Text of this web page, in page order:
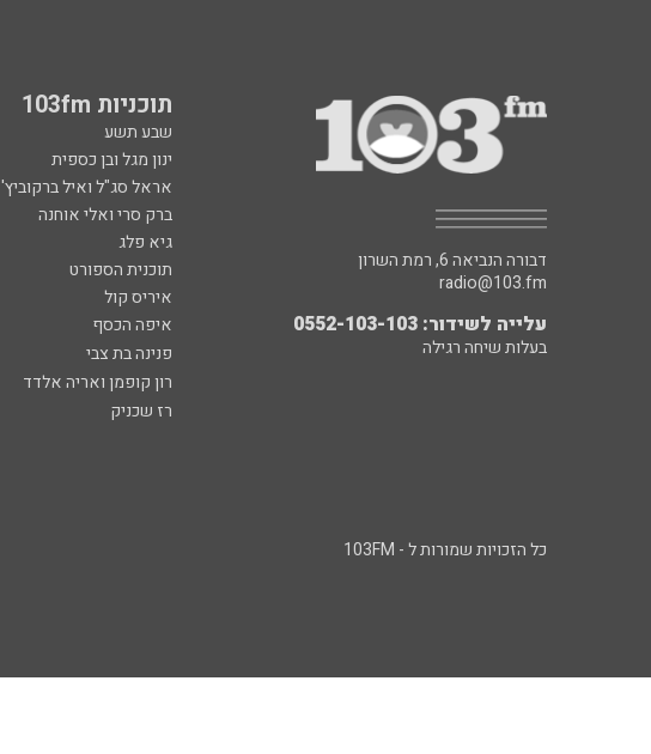
תוכניות 103fm
שבע תשע
ינון מגל ובן כספית
אראל סג"ל ואיל ברקוביץ'
ברק סרי ואלי אוחנה
גיא פלג
תוכנית הספורט
איריס קול
איפה הכסף
פנינה בת צבי
רון קופמן ואריה אלדד
רז שכניק
דבורה הנביאה 6, רמת השרון
radio@103.fm
עלייה לשידור: 0552-103-103
בעלות שיחה רגילה
כל הזכויות שמורות ל - 103FM